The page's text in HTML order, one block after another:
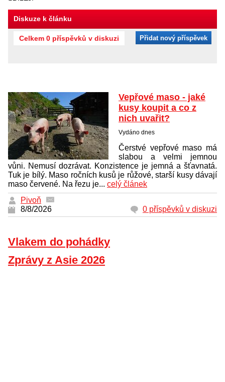
Diskuze k článku
Celkem 0 příspěvků v diskuzi Přidat nový příspěvek
Vepřové maso - jaké
kusy koupit a co z
nich uvařit?
Vydáno dnes
Čerstvé vepřové maso má
slabou a velmi jemnou
vůni. Nemusí dozrávat. Konzistence je jemná a šťavnatá.
Tuk je bílý. Maso ročních kusů je růžové, starší kusy dávají
maso červené. Na řezu je... celý článek
Pivoň
8/8/2026
0 příspěvků v diskuzi
Vlakem do pohádky
Zprávy z Asie 2026